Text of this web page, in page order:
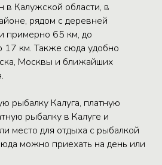
Калужской области, в
рядом с деревней
примерно 65 км, до
17 км. Также сюда удобно
Москвы и ближайших
рыбалку Калуга, платную
рыбалку в Калуге и
место для отдыха с рыбалкой
можно приехать на день или